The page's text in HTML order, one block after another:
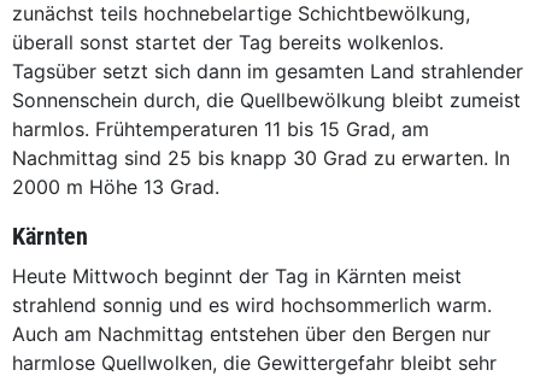
zunächst teils hochnebelartige Schichtbewölkung,
überall sonst startet der Tag bereits wolkenlos.
Tagsüber setzt sich dann im gesamten Land strahlender
Sonnenschein durch, die Quellbewölkung bleibt zumeist
harmlos. Frühtemperaturen 11 bis 15 Grad, am
Nachmittag sind 25 bis knapp 30 Grad zu erwarten. In
2000 m Höhe 13 Grad.
Kärnten
Heute Mittwoch beginnt der Tag in Kärnten meist
strahlend sonnig und es wird hochsommerlich warm.
Auch am Nachmittag entstehen über den Bergen nur
harmlose Quellwolken, die Gewittergefahr bleibt sehr